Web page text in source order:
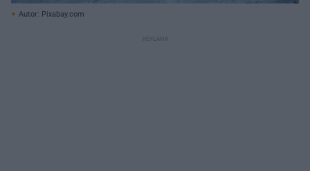
Autor: Pixabay.com